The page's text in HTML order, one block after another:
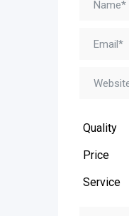
Quality
Price
Service